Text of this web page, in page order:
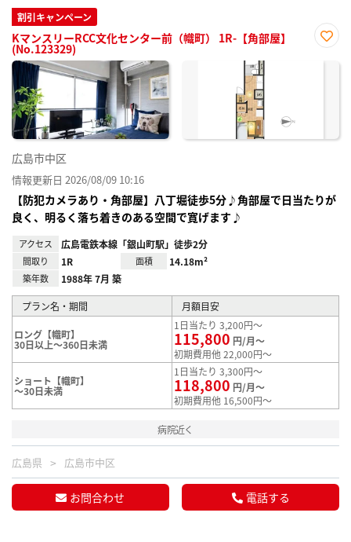
割引キャンペーン
KマンスリーRCC文化センター前（幟町） 1R-【角部屋】
(No.123329)
に入
広島市中区
情報更新日 2026/08/09 10:16
【防犯カメラあり・角部屋】八丁堀徒歩5分♪角部屋で日当たりが
良く、明るく落ち着きのある空間で寛げます♪
アクセス 広島電鉄本線「銀山町駅」徒歩2分
間取り 1R 面積 14.18m²
築年数 1988年 7月 築
プラン名・期間 月額目安
ロング【幟町】
30日以上～360日未満
1日当たり 3,200円～
115,800 円/月～
初期費用他 22,000円～
ショート【幟町】
～30日未満
1日当たり 3,300円～
118,800 円/月～
初期費用他 16,500円～
病院近く
広島県 広島市中区
お問合わせ 電話する